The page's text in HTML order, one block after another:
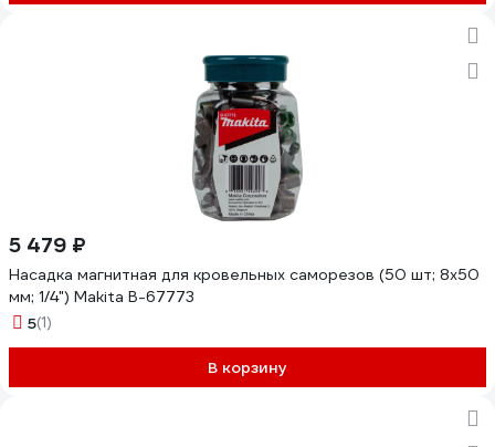
5 479 ₽
Насадка магнитная для кровельных саморезов (50 шт; 8х50
мм; 1/4") Makita B-67773
5(1)
В корзину